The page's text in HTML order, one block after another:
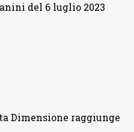
del 6 luglio 2023
Dimensione raggiunge